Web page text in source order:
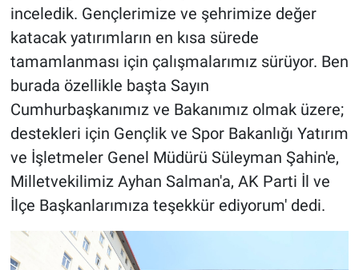
inceledik. Gençlerimize ve şehrimize değer
katacak yatırımların en kısa sürede
tamamlanması için çalışmalarımız sürüyor. Ben
burada özellikle başta Sayın
Cumhurbaşkanımız ve Bakanımız olmak üzere;
destekleri için Gençlik ve Spor Bakanlığı Yatırım
ve İşletmeler Genel Müdürü Süleyman Şahin'e,
Milletvekilimiz Ayhan Salman'a, AK Parti İl ve
İlçe Başkanlarımıza teşekkür ediyorum' dedi.